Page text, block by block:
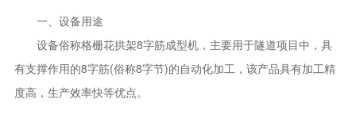
一、设备用途
设备俗称格栅花拱架8字筋成型机，主要用于隧道项目中，具
有支撑作用的8字筋(俗称8字节)的自动化加工，该产品具有加工精
度高，生产效率快等优点。